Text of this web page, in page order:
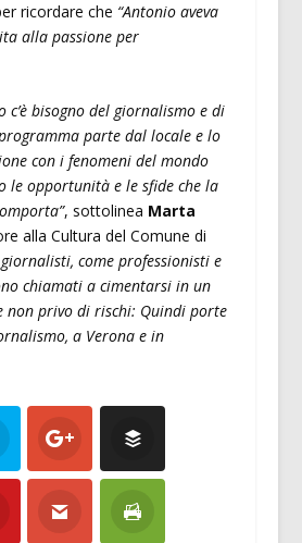
ricordare che “Antonio aveva
alla passione per
c’è bisogno del giornalismo e di
parte dal locale e lo
con i fenomeni del mondo
le opportunità e le sfide che la
, sottolinea Marta
alla Cultura del Comune di
giornalisti, come professionisti e
chiamati a cimentarsi in un
non privo di rischi: Quindi porte
a Verona e in